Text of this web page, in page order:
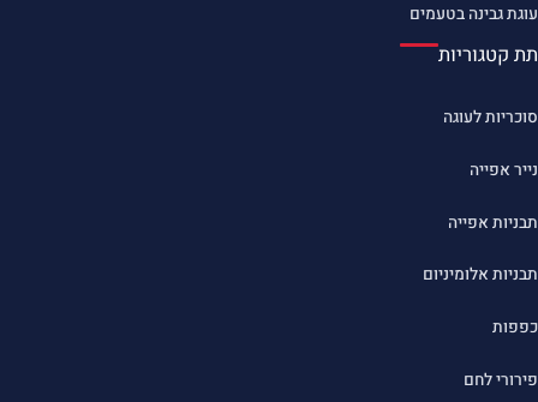
עוגת גבינה בטעמים
תת קטגוריות
סוכריות לעוגה
נייר אפייה
תבניות אפייה
תבניות אלומיניום
כפפות
פירורי לחם